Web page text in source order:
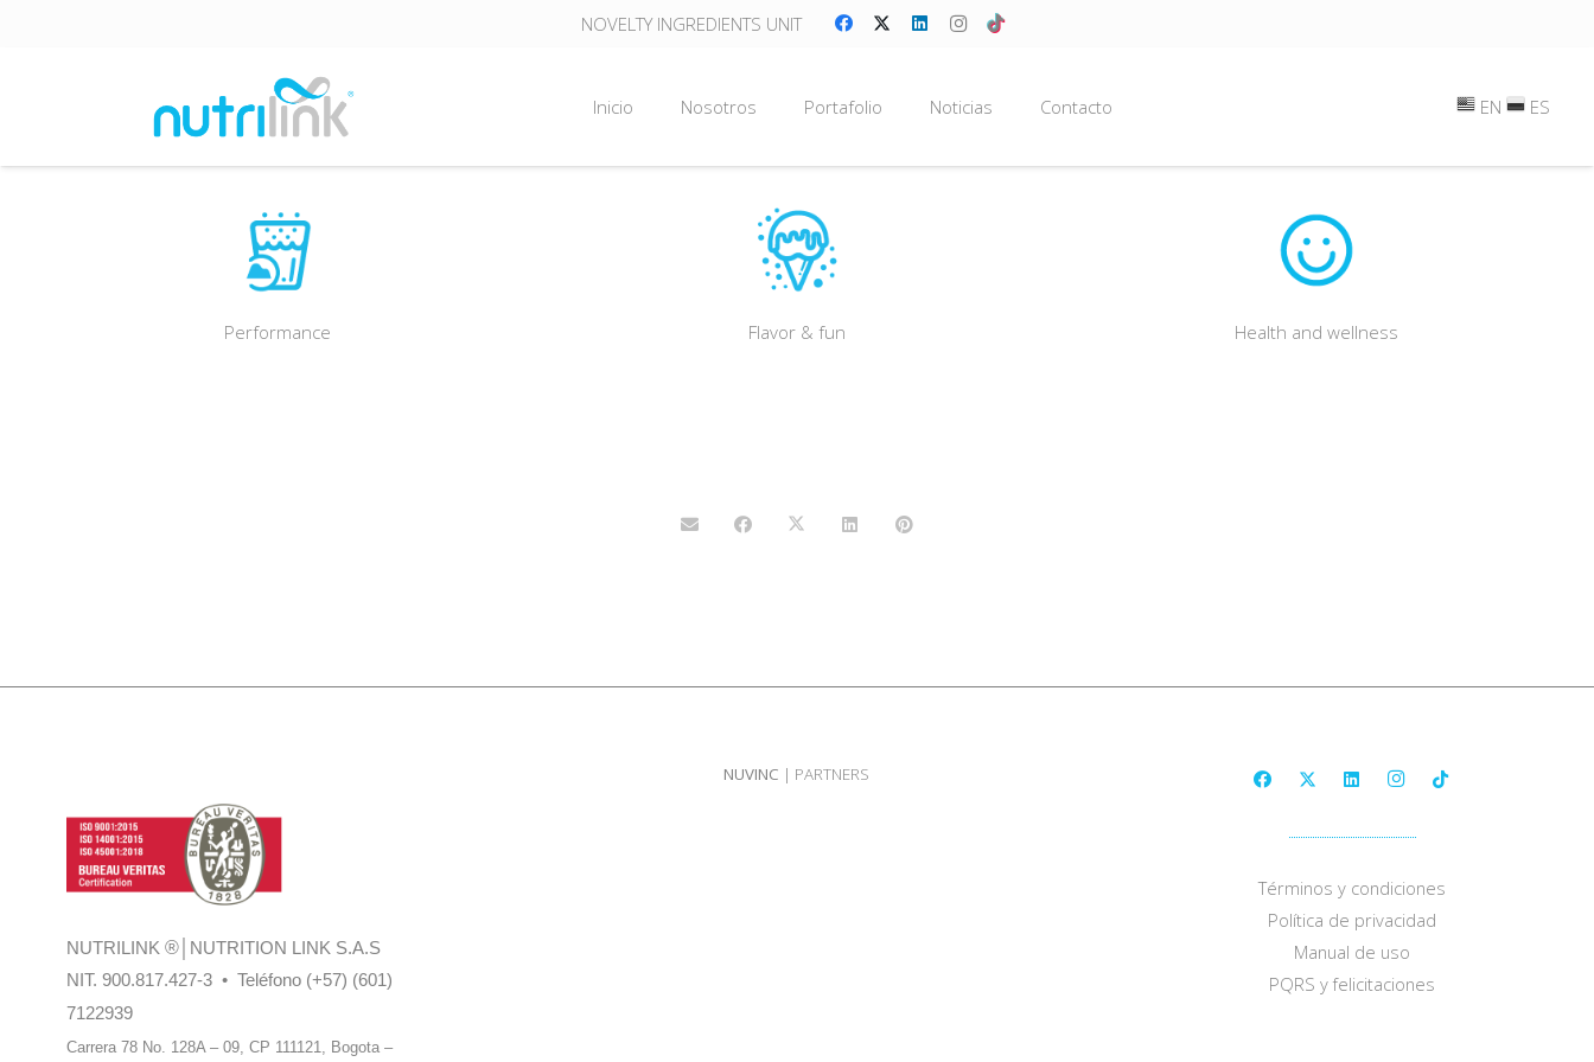
NOVELTY INGREDIENTS UNIT
Inicio Nosotros Portafolio Noticias Contacto EN ES
Performance Flavor & fun Health and wellness
NUTRILINK® │NUTRITION LINK S.A.S
NIT. 900.817.427-3 • Teléfono (+57) (601)
7122939
Carrera 78 No. 128A – 09, CP 111121, Bogota –
NUVINC | PARTNERS
Términos y condiciones
Política de privacidad
Manual de uso
PQRS y felicitaciones